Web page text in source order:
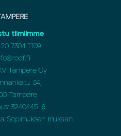
TAMPERE
tiimiimme
7304 1109
Tampere Oy
34,
Tampere
3240445-6
Sopimuksen mukaan.